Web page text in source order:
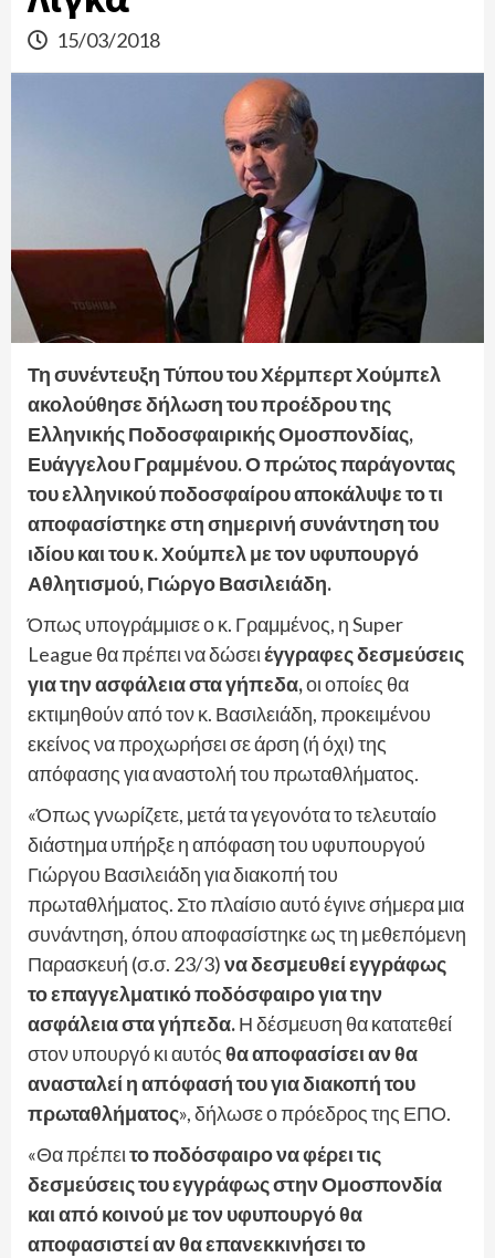
15/03/2018
Τη συνέντευξη Τύπου του Χέρμπερτ Χούμπελ
ακολούθησε δήλωση του προέδρου της
Ελληνικής Ποδοσφαιρικής Ομοσπονδίας,
Ευάγγελου Γραμμένου. Ο πρώτος παράγοντας
του ελληνικού ποδοσφαίρου αποκάλυψε το τι
αποφασίστηκε στη σημερινή συνάντηση του
ιδίου και του κ. Χούμπελ με τον υφυπουργό
Αθλητισμού, Γιώργο Βασιλειάδη.
Όπως υπογράμμισε ο κ. Γραμμένος, η Super
League θα πρέπει να δώσειέγγραφες δεσμεύσεις
για την ασφάλεια στα γήπεδα,οι οποίες θα
εκτιμηθούν από τον κ. Βασιλειάδη, προκειμένου
εκείνος να προχωρήσει σε άρση (ή όχι) της
απόφασης για αναστολή του πρωταθλήματος.
«Όπως γνωρίζετε, μετά τα γεγονότα το τελευταίο
διάστημα υπήρξε η απόφαση του υφυπουργού
Γιώργου Βασιλειάδη για διακοπή του
πρωταθλήματος. Στο πλαίσιο αυτό έγινε σήμερα μια
συνάντηση, όπου αποφασίστηκε ως τη μεθεπόμενη
Παρασκευή (σ.σ. 23/3)να δεσμευθεί εγγράφως
το επαγγελματικό ποδόσφαιρο για την
ασφάλεια στα γήπεδα.Η δέσμευση θα κατατεθεί
στον υπουργό κι αυτόςθα αποφασίσει αν θα
ανασταλεί η απόφασή του για διακοπή του
πρωταθλήματος», δήλωσε ο πρόεδρος της ΕΠΟ.
«Θα πρέπειτο ποδόσφαιρο να φέρει τις
δεσμεύσεις του εγγράφως στην Ομοσπονδία
και από κοινού με τον υφυπουργό θα
αποφασιστεί αν θα επανεκκινήσει το